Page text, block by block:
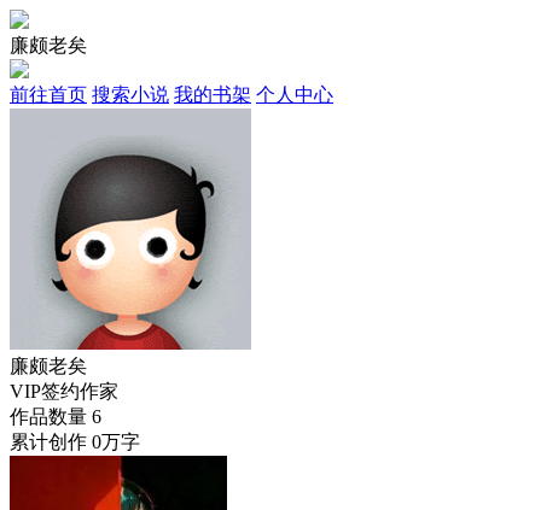
廉颇老矣
前往首页 搜索小说 我的书架 个人中心
廉颇老矣
VIP签约作家
作品数量 6
累计创作 0万字